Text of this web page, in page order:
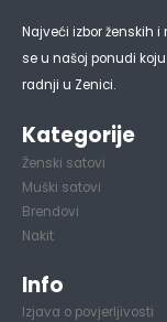
Najveći izbor ženskih
se u našoj ponudi
radnji u Zenici.
Kategorije
Ženski satovi
Muški satovi
Brendovi
Nakit
Info
Izjava o povjerljivosti